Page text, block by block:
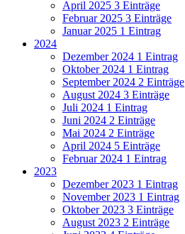
April 2025 3 Einträge
Februar 2025 3 Einträge
Januar 2025 1 Eintrag
2024
Dezember 2024 1 Eintrag
Oktober 2024 1 Eintrag
September 2024 2 Einträge
August 2024 3 Einträge
Juli 2024 1 Eintrag
Juni 2024 2 Einträge
Mai 2024 2 Einträge
April 2024 5 Einträge
Februar 2024 1 Eintrag
2023
Dezember 2023 1 Eintrag
November 2023 1 Eintrag
Oktober 2023 3 Einträge
August 2023 2 Einträge